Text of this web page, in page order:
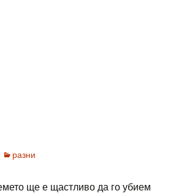
разни
ще е щастливо да го убием